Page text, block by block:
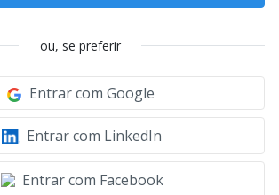
ou, se preferir
Entrar com Google
Entrar com LinkedIn
Entrar com Facebook